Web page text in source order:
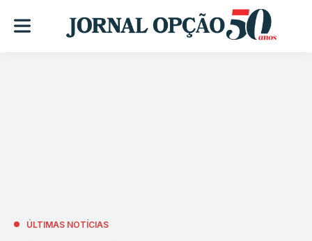
ÚLTIMAS NOTÍCIAS